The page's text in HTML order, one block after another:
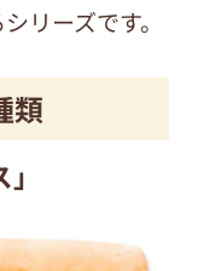
リーズです。
類